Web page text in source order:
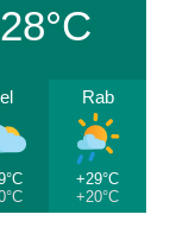
Rab
+29°C
+20°C